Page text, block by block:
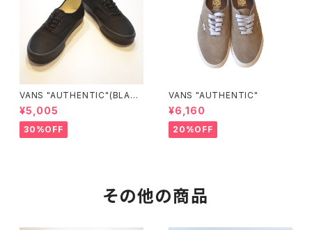
VANS "AUTHENTIC"(BLAC
K/BLACK)
¥5,005
30%OFF
VANS "AUTHENTIC"
¥6,160
20%OFF
その他の商品